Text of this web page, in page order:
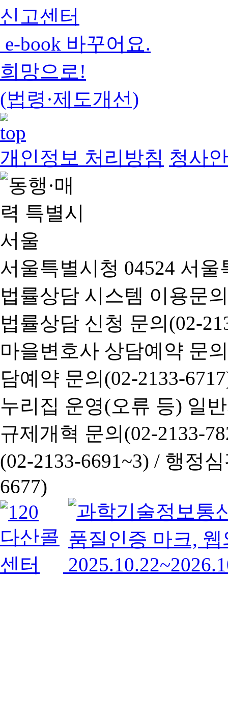
신고센터
e-book 바꾸어요.
희망으로!
(법령·제도개선)
개인정보 처리방침 청사
서울특별시청 04524 서
법률상담 시스템 이용문
법률상담 신청 문의(02-
마을변호사 상담예약 문
담예약 문의(02-2133-
누리집 운영(오류 등) 일
규제개혁 문의(02-2133-
(02-2133-6691~3) / 행정심
6677)